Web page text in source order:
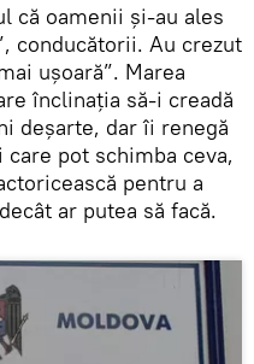
că oamenii şi-au ales
conducătorii. Au crezut
uşoară”. Marea
înclinaţia să-i creadă
deşarte, dar îi renegă
pot schimba ceva,
pentru a
ar putea să facă.